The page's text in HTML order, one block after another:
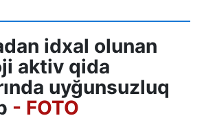
idxal olunan
aktiv qida
uyğunsuzluq
- FOTO